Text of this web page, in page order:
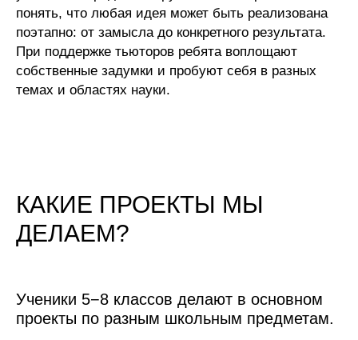
понять, что любая идея может быть реализована
поэтапно: от замысла до конкретного результата.
При поддержке тьюторов ребята воплощают
собственные задумки и пробуют себя в разных
темах и областях науки.
КАКИЕ ПРОЕКТЫ МЫ
ДЕЛАЕМ?
Ученики 5−8 классов делают в основном
проекты по разным школьным предметам.